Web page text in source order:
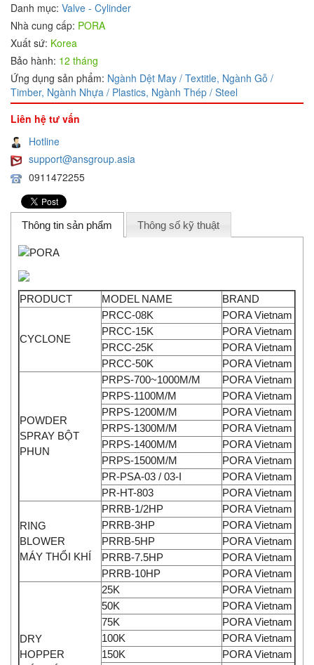
Danh mục: Valve - Cylinder
Nhà cung cấp: PORA
Xuất sứ: Korea
Bảo hành: 12 tháng
Ứng dụng sản phẩm: Ngành Dệt May / Textitle, Ngành Gỗ /
Timber, Ngành Nhựa / Plastics, Ngành Thép / Steel
Liên hệ tư vấn
Hotline
support@ansgroup.asia
0911472255
Thông tin sản phẩm Thông số kỹ thuật
PRODUCT MODEL NAME BRAND
CYCLONE
PRCC-08K
PORA Vietnam
PRCC-15K
PORA Vietnam
PRCC-25K
PORA Vietnam
PRCC-50K
PORA Vietnam
POWDER
SPRAY BỘT
PHUN
PRPS-700~1000M/M
PORA Vietnam
PRPS-1100M/M
PORA Vietnam
PRPS-1200M/M
PORA Vietnam
PRPS-1300M/M
PORA Vietnam
PRPS-1400M/M
PORA Vietnam
PRPS-1500M/M
PORA Vietnam
PR-PSA-03 / 03-I
PORA Vietnam
PR-HT-803
PORA Vietnam
RING
BLOWER
MÁY THỔI KHÍ
PRRB-1/2HP
PORA Vietnam
PRRB-3HP
PORA Vietnam
PRRB-5HP
PORA Vietnam
PRRB-7.5HP
PORA Vietnam
PRRB-10HP
PORA Vietnam
DRY
HOPPER
25K
PORA Vietnam
50K
PORA Vietnam
75K
PORA Vietnam
100K
PORA Vietnam
150K
PORA Vietnam